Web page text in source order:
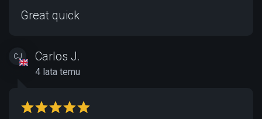
Great quick
CJ Carlos J.
4 lata temu